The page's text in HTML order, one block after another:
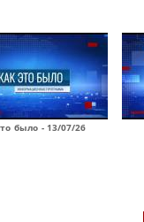
было - 13/07/26